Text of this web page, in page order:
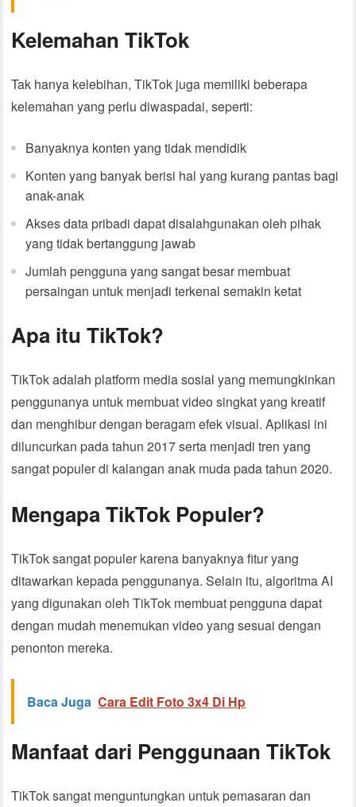
Kelemahan TikTok
Tak hanya kelebihan, TikTok juga memiliki beberapa
kelemahan yang perlu diwaspadai, seperti:
Banyaknya konten yang tidak mendidik
Konten yang banyak berisi hal yang kurang pantas bagi
anak-anak
Akses data pribadi dapat disalahgunakan oleh pihak
yang tidak bertanggung jawab
Jumlah pengguna yang sangat besar membuat
persaingan untuk menjadi terkenal semakin ketat
Apa itu TikTok?
TikTok adalah platform media sosial yang memungkinkan
penggunanya untuk membuat video singkat yang kreatif
dan menghibur dengan beragam efek visual. Aplikasi ini
diluncurkan pada tahun 2017 serta menjadi tren yang
sangat populer di kalangan anak muda pada tahun 2020.
Mengapa TikTok Populer?
TikTok sangat populer karena banyaknya fitur yang
ditawarkan kepada penggunanya. Selain itu, algoritma AI
yang digunakan oleh TikTok membuat pengguna dapat
dengan mudah menemukan video yang sesuai dengan
penonton mereka.
Baca Juga Cara Edit Foto 3x4 Di Hp
Manfaat dari Penggunaan TikTok
TikTok sangat menguntungkan untuk pemasaran dan